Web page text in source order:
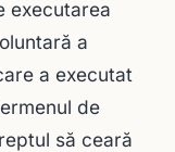
executarea
a
a executat
de
să ceară